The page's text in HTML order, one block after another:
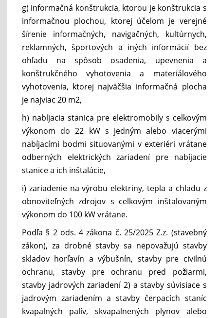
g) informačná konštrukcia, ktorou je konštrukcia s
informačnou plochou, ktorej účelom je verejné
šírenie informačných, navigačných, kultúrnych,
reklamných, športových a iných informácií bez
ohľadu na spôsob osadenia, upevnenia a
konštrukčného vyhotovenia a materiálového
vyhotovenia, ktorej najväčšia informačná plocha
je najviac 20 m2,
h) nabíjacia stanica pre elektromobily s celkovým
výkonom do 22 kW s jedným alebo viacerými
nabíjacími bodmi situovanými v exteriéri vrátane
odberných elektrických zariadení pre nabíjacie
stanice a ich inštalácie,
i) zariadenie na výrobu elektriny, tepla a chladu z
obnoviteľných zdrojov s celkovým inštalovaným
výkonom do 100 kW vrátane.
Podľa § 2 ods. 4 zákona č. 25/2025 Z.z. (stavebný
zákon), za drobné stavby sa nepovažujú stavby
skladov horľavín a výbušnín, stavby pre civilnú
ochranu, stavby pre ochranu pred požiarmi,
stavby jadrových zariadení 2) a stavby súvisiace s
jadrovým zariadením a stavby čerpacích staníc
kvapalných palív, skvapalnených plynov alebo